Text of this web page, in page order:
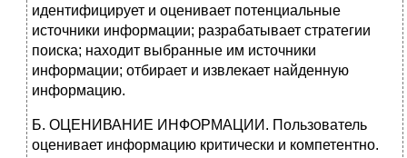
идентифицирует и оценивает потенциальные
источники информации; разрабатывает стратегии
поиска; находит выбранные им источники
информации; отбирает и извлекает найденную
информацию.
Б. ОЦЕНИВАНИЕ ИНФОРМАЦИИ. Пользователь
оценивает информацию критически и компетентно.